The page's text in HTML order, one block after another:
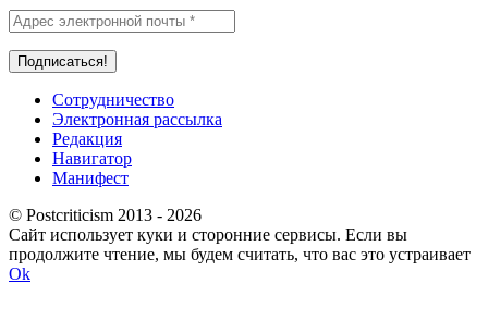
Сотрудничество
Электронная рассылка
Редакция
Навигатор
Манифест
© Postcriticism 2013 - 2026
Сайт использует куки и сторонние сервисы. Если вы
продолжите чтение, мы будем считать, что вас это устраивает
Ok